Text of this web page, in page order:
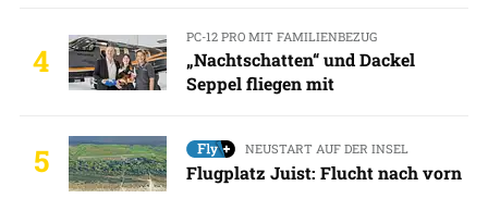
4
PC-12 PRO MIT FAMILIENBEZUG
„Nachtschatten“ und Dackel
Seppel fliegen mit
5 NEUSTART AUF DER INSEL
Flugplatz Juist: Flucht nach vorn